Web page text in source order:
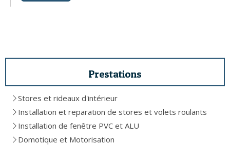
Prestations
Stores et rideaux d'intérieur
Installation et reparation de stores et volets roulants
Installation de fenêtre PVC et ALU
Domotique et Motorisation